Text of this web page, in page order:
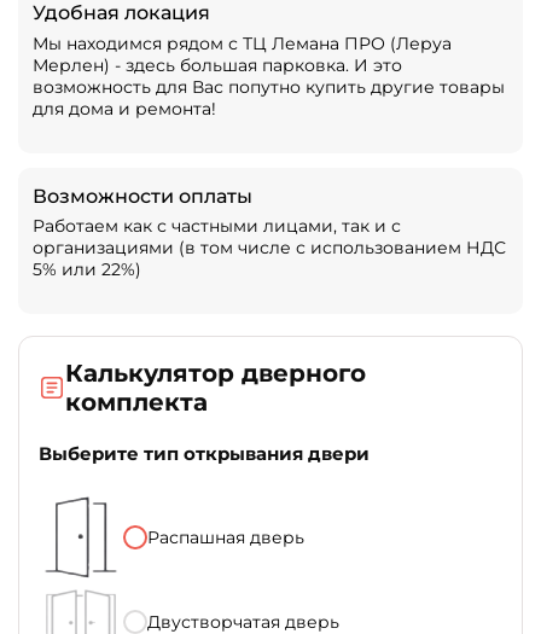
Удобная локация
Мы находимся рядом с ТЦ Лемана ПРО (Леруа
Мерлен) - здесь большая парковка. И это
возможность для Вас попутно купить другие товары
для дома и ремонта!
Возможности оплаты
Работаем как с частными лицами, так и с
организациями (в том числе с использованием НДС
5% или 22%)
Калькулятор дверного
комплекта
Выберите тип открывания двери
Распашная дверь
Двустворчатая дверь